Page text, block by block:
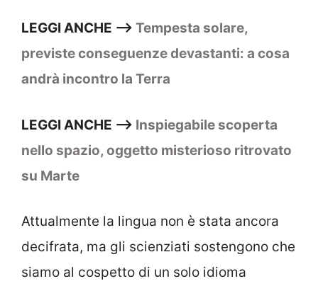
LEGGI ANCHE –> Tempesta solare,
previste conseguenze devastanti: a cosa
andrà incontro la Terra
LEGGI ANCHE –> Inspiegabile scoperta
nello spazio, oggetto misterioso ritrovato
su Marte
Attualmente la lingua non è stata ancora
decifrata, ma gli scienziati sostengono che
siamo al cospetto di un solo idioma